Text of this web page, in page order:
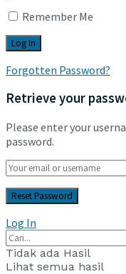
Remember Me
Forgotten Password?
Retrieve your
Please enter your
password.
Log In
Tidak ada Hasil
Lihat semua hasil